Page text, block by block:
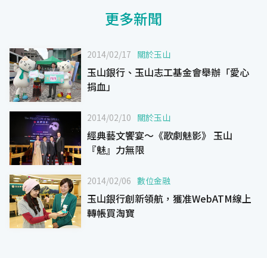
更多新聞
2014/02/17 關於玉山
玉山銀行、玉山志工基金會舉辦「愛心
捐血」
2014/02/10 關於玉山
經典藝文饗宴～《歌劇魅影》 玉山
『魅』力無限
2014/02/06 數位金融
玉山銀行創新領航，獲准WebATM線上
轉帳買淘寶